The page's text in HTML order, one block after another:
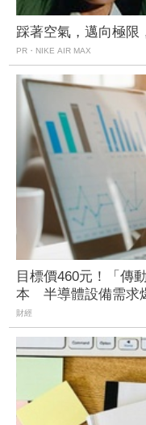
踩著空氣，邁向極限
PR・NIKE AIR MAX
目標價460元！「傳
本 半導體設備需求
財經